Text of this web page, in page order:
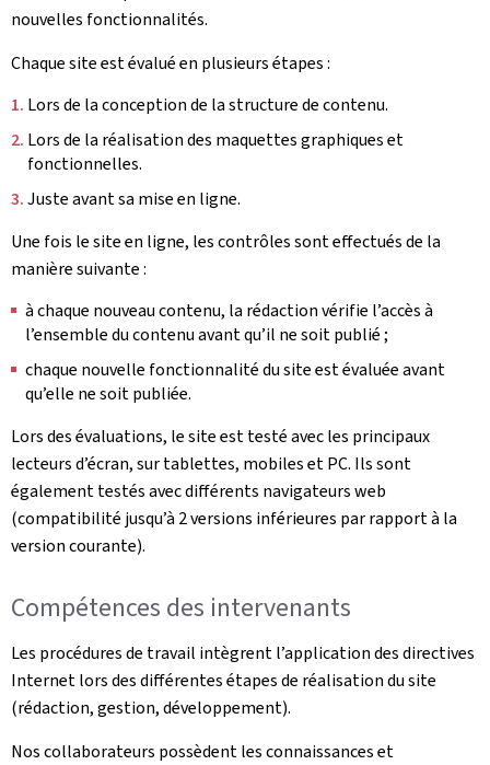
nouvelles fonctionnalités.
Chaque site est évalué en plusieurs étapes :
Lors de la conception de la structure de contenu.
Lors de la réalisation des maquettes graphiques et
fonctionnelles.
Juste avant sa mise en ligne.
Une fois le site en ligne, les contrôles sont effectués de la
manière suivante :
à chaque nouveau contenu, la rédaction vérifie l’accès à
l’ensemble du contenu avant qu’il ne soit publié ;
chaque nouvelle fonctionnalité du site est évaluée avant
qu’elle ne soit publiée.
Lors des évaluations, le site est testé avec les principaux
lecteurs d’écran, sur tablettes, mobiles et PC. Ils sont
également testés avec différents navigateurs web
(compatibilité jusqu’à 2 versions inférieures par rapport à la
version courante).
Compétences des intervenants
Les procédures de travail intègrent l’application des directives
Internet lors des différentes étapes de réalisation du site
(rédaction, gestion, développement).
Nos collaborateurs possèdent les connaissances et